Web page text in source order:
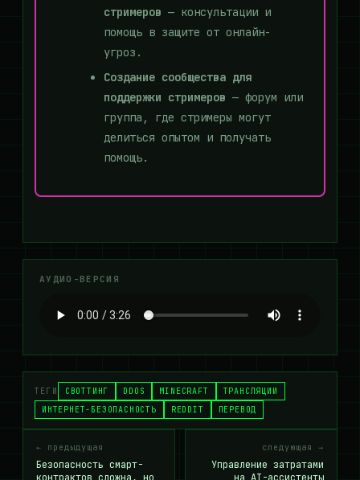
стримеров — консультации и
помощь в защите от онлайн-
угроз.
Создание сообщества для
поддержки стримеров — форум или
группа, где стримеры могут
делиться опытом и получать
помощь.
АУДИО-ВЕРСИЯ
ТЕГИ СВОТТИНГ DDOS MINECRAFT
ТРАНСЛЯЦИИ
ИНТЕРНЕТ-БЕЗОПАСНОСТЬ
REDDIT ПЕРЕВОД
← предыдущая
Безопасность смарт-
следующая →
Управление затратами